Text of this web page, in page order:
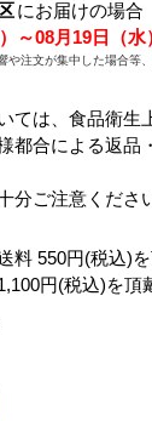
にお届けの場合
～08月19日（水
や注文が集中した場合等
ては、食品衛生
都合による返品
分ご注意くださ
料 550円(税込)
円(税込)を頂